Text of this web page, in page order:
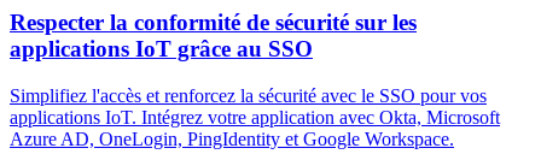
Respecter la conformité de sécurité sur les
applications IoT grâce au SSO
Simplifiez l'accès et renforcez la sécurité avec le SSO pour vos
applications IoT. Intégrez votre application avec Okta, Microsoft
Azure AD, OneLogin, PingIdentity et Google Workspace.